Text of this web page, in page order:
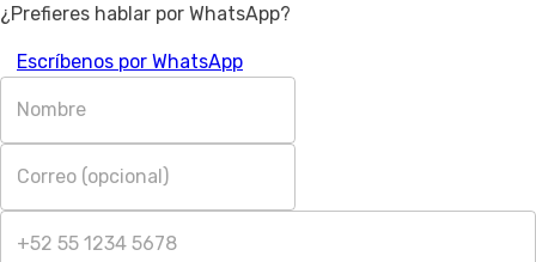
¿Prefieres hablar por WhatsApp?
Escríbenos por WhatsApp